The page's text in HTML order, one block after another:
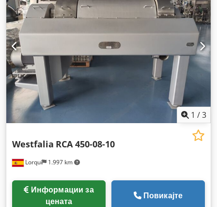
1 /3
Lorquí 1.997 km
Westfalia RCA 450-08-10
цената
Повикајте